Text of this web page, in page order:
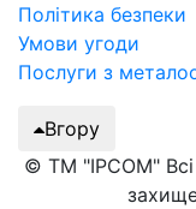
Політика безпеки
Умови угоди
Послуги з
Вгору
© ТМ "IPCOM"